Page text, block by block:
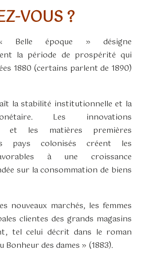
VOUS ?
époque » désigne
la période de prospérité qui
1880 (certains parlent de 1890)
la stabilité institutionnelle et la
Les innovations
et les matières premières
pays colonisés créent les
à une croissance
sur la consommation de biens
nouveaux marchés, les femmes
clientes des grands magasins
tel celui décrit dans le roman
Bonheur des dames » (1883).